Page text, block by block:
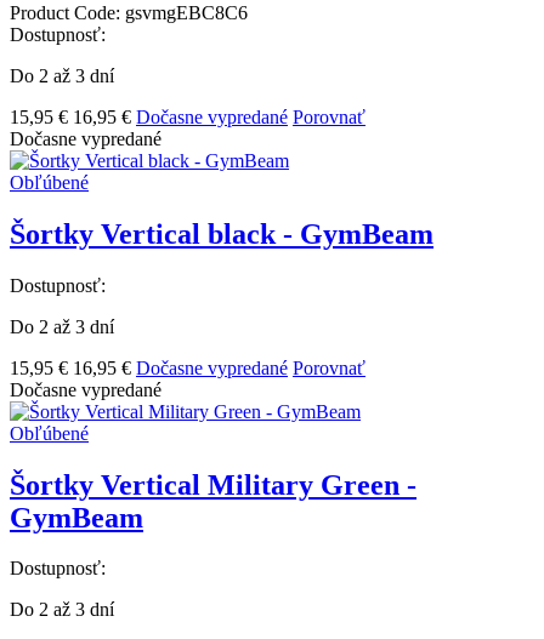
Product Code: gsvmgEBC8C6
Dostupnosť:
Do 2 až 3 dní
15,95 € 16,95 € Dočasne vypredané Porovnať
Dočasne vypredané
Obľúbené
Šortky Vertical black - GymBeam
Dostupnosť:
Do 2 až 3 dní
15,95 € 16,95 € Dočasne vypredané Porovnať
Dočasne vypredané
Obľúbené
Šortky Vertical Military Green -
GymBeam
Dostupnosť:
Do 2 až 3 dní